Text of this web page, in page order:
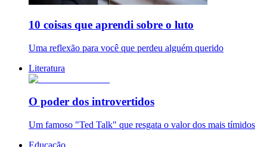
10 coisas que aprendi sobre o luto
Uma reflexão para você que perdeu alguém querido
Literatura
O poder dos introvertidos
Um famoso "Ted Talk" que resgata o valor dos mais tímidos
Educação